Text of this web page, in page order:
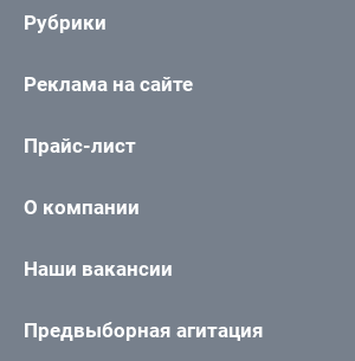
Рубрики
Реклама на сайте
Прайс-лист
О компании
Наши вакансии
Предвыборная агитация